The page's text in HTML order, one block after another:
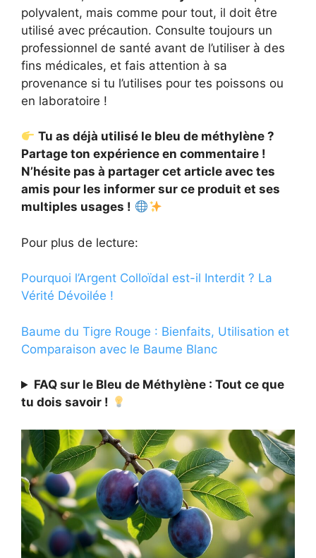
polyvalent, mais comme pour tout, il doit être
utilisé avec précaution. Consulte toujours un
professionnel de santé avant de l’utiliser à des
fins médicales, et fais attention à sa
provenance si tu l’utilises pour tes poissons ou
en laboratoire !
Tu as déjà utilisé le bleu de méthylène ?
Partage ton expérience en commentaire !
N’hésite pas à partager cet article avec tes
amis pour les informer sur ce produit et ses
multiples usages !
Pour plus de lecture:
Pourquoi l’Argent Colloïdal est-il Interdit ? La
Vérité Dévoilée !
Baume du Tigre Rouge : Bienfaits, Utilisation et
Comparaison avec le Baume Blanc
FAQ sur le Bleu de Méthylène : Tout ce que
tu dois savoir !